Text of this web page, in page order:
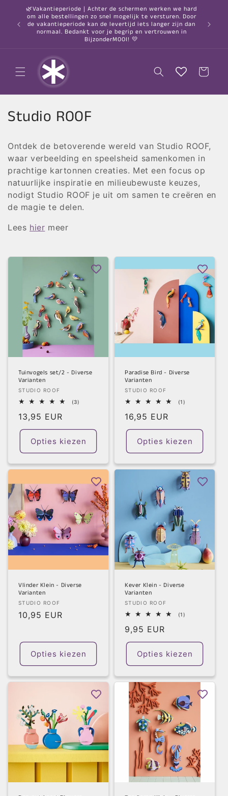
naar de
content
🌿Vakantieperiode | Achter de schermen werken we hard
om alle bestellingen zo snel mogelijk te versturen. Door
de vakantieperiode kan de levertijd iets langer zijn dan
normaal. Bedankt voor je begrip en vertrouwen in
BijzonderMOOI! 💛
○
Winkelwagen
C
l
l
e
c
t
i
Studio ROOF
Ontdek de betoverende wereld van Studio ROOF,
waar verbeelding en speelsheid samenkomen in
prachtige kartonnen creaties. Met een focus op
natuurlijke inspiratie en milieubewuste keuzes,
nodigt Studio ROOF je uit om samen te creëren en
de magie te delen.
Lees hier meer
Tuinvogels set/2 - Diverse
Varianten
Verkoper:
STUDIO ROOF
(3)
Normale
prijs
13,95 EUR
Opties kiezen
Paradise Bird - Diverse
Varianten
Verkoper:
STUDIO ROOF
(1)
Normale
prijs
16,95 EUR
Opties kiezen
Vlinder Klein - Diverse
Varianten
Verkoper:
STUDIO ROOF
Normale
10,95 EUR
Opties kiezen
Kever Klein - Diverse
Varianten
Verkoper:
STUDIO ROOF
(1)
Normale
prijs
9,95 EUR
Opties kiezen